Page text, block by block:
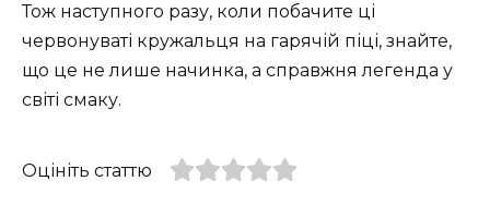
Тож наступного разу, коли побачите ці
червонуваті кружальця на гарячій піці, знайте,
що це не лише начинка, а справжня легенда у
світі смаку.
Оцініть статтю